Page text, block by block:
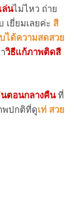
ล่นไม่ไหว ถ่าย
เยี่ยมเลยค่ะ สี
ได้ความสดสวย
วิธีแก้ภาพติดสี
ตอนกลางคืนที่
พปกติที่ดูเท่ สวย